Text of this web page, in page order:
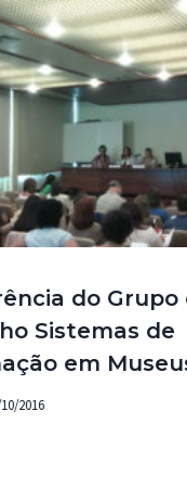
do Grupo
Sistemas de
em
2016